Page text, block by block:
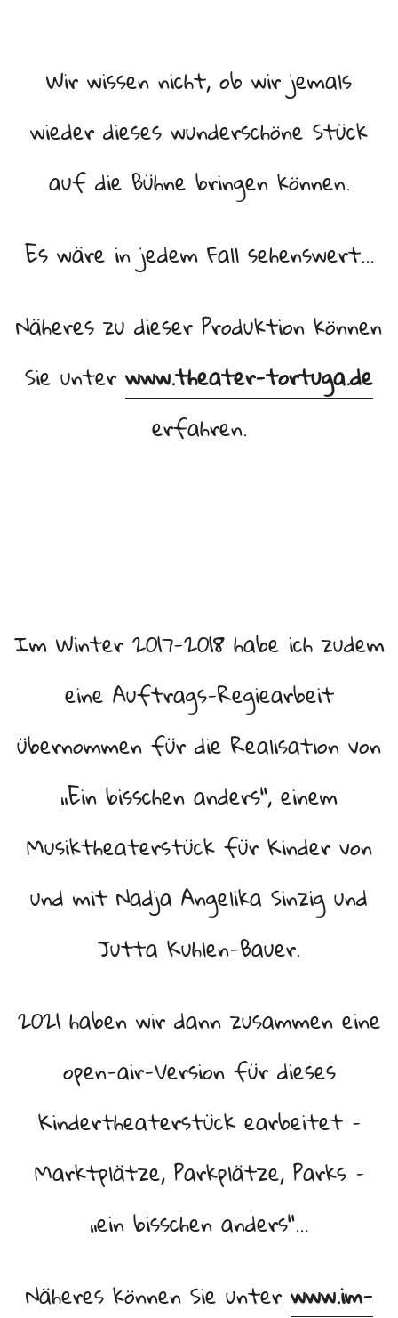
Wir wissen nicht, ob wir jemals
wieder dieses wunderschöne Stück
auf die Bühne bringen können.
Es wäre in jedem Fall sehenswert…
Näheres zu dieser Produktion können
Sie unter www.theater-tortuga.de
erfahren.
Im Winter 2017-2018 habe ich zudem
eine Auftrags-Regiearbeit
übernommen für die Realisation von
„Ein bisschen anders“, einem
Musiktheaterstück für Kinder von
und mit Nadja Angelika Sinzig und
Jutta Kuhlen-Bauer.
2021 haben wir dann zusammen eine
open-air-Version für dieses
Kindertheaterstück earbeitet –
Marktplätze, Parkplätze, Parks –
„ein bisschen anders“…
Näheres können Sie unter www.im-